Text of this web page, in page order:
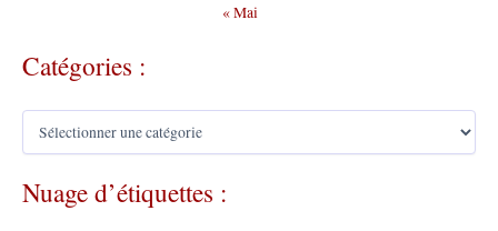
« Mai
Catégories :
C
é
g
Nuage d’étiquettes :